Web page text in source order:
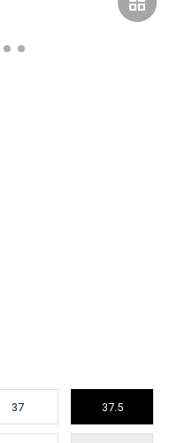
37 37.5